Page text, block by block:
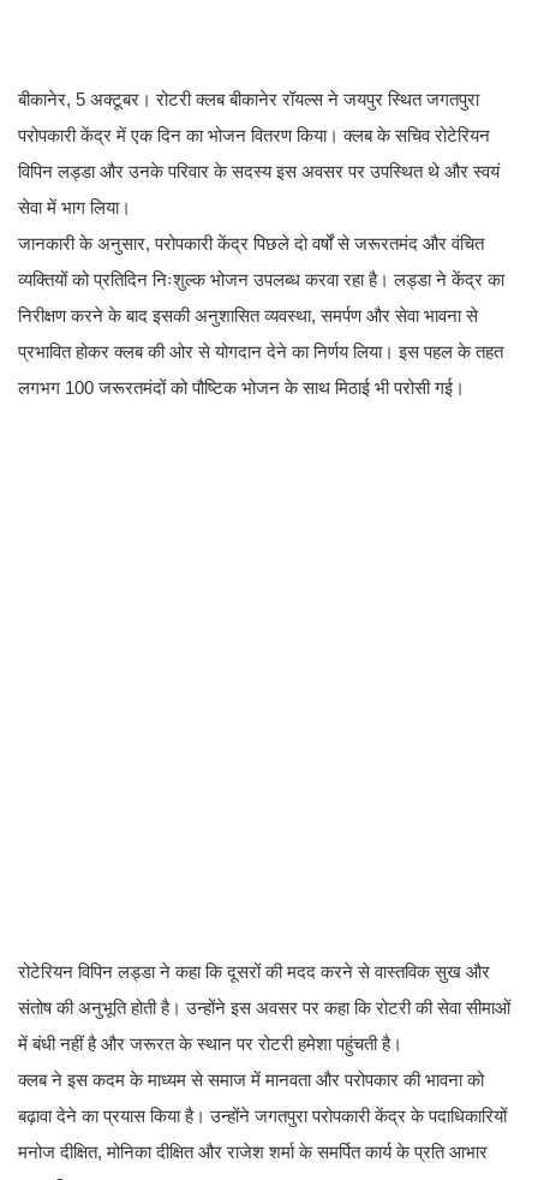
बीकानेर, 5 अक्टूबर। रोटरी क्लब बीकानेर रॉयल्स ने जयपुर स्थित जगतपुरा
परोपकारी केंद्र में एक दिन का भोजन वितरण किया। क्लब के सचिव रोटेरियन
विपिन लड्डा और उनके परिवार के सदस्य इस अवसर पर उपस्थित थे और स्वयं
सेवा में भाग लिया।
जानकारी के अनुसार, परोपकारी केंद्र पिछले दो वर्षों से जरूरतमंद और वंचित
व्यक्तियों को प्रतिदिन निःशुल्क भोजन उपलब्ध करवा रहा है। लड्डा ने केंद्र का
निरीक्षण करने के बाद इसकी अनुशासित व्यवस्था, समर्पण और सेवा भावना से
प्रभावित होकर क्लब की ओर से योगदान देने का निर्णय लिया। इस पहल के तहत
लगभग 100 जरूरतमंदों को पौष्टिक भोजन के साथ मिठाई भी परोसी गई।
रोटेरियन विपिन लड्डा ने कहा कि दूसरों की मदद करने से वास्तविक सुख और
संतोष की अनुभूति होती है। उन्होंने इस अवसर पर कहा कि रोटरी की सेवा सीमाओं
में बंधी नहीं है और जरूरत के स्थान पर रोटरी हमेशा पहुंचती है।
क्लब ने इस कदम के माध्यम से समाज में मानवता और परोपकार की भावना को
बढ़ावा देने का प्रयास किया है। उन्होंने जगतपुरा परोपकारी केंद्र के पदाधिकारियों
मनोज दीक्षित, मोनिका दीक्षित और राजेश शर्मा के समर्पित कार्य के प्रति आभार